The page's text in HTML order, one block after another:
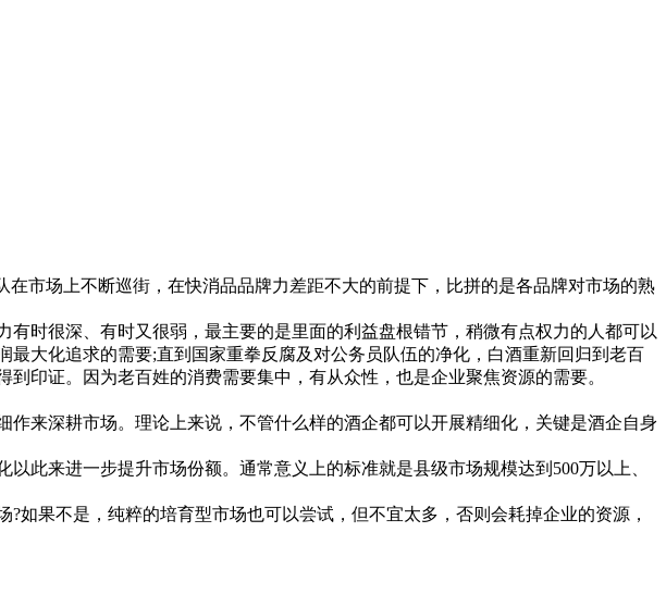
市场上不断巡街，在快消品品牌力差距不大的前提下，比拼的是各品牌对市场的熟
很深、有时又很弱，最主要的是里面的利益盘根错节，稍微有点权力的人都可以
大化追求的需要;直到国家重拳反腐及对公务员队伍的净化，白酒重新回归到老百
印证。因为老百姓的消费需要集中，有从众性，也是企业聚焦资源的需要。
来深耕市场。理论上来说，不管什么样的酒企都可以开展精细化，关键是酒企自身
来进一步提升市场份额。通常意义上的标准就是县级市场规模达到500万以上、
果不是，纯粹的培育型市场也可以尝试，但不宜太多，否则会耗掉企业的资源，